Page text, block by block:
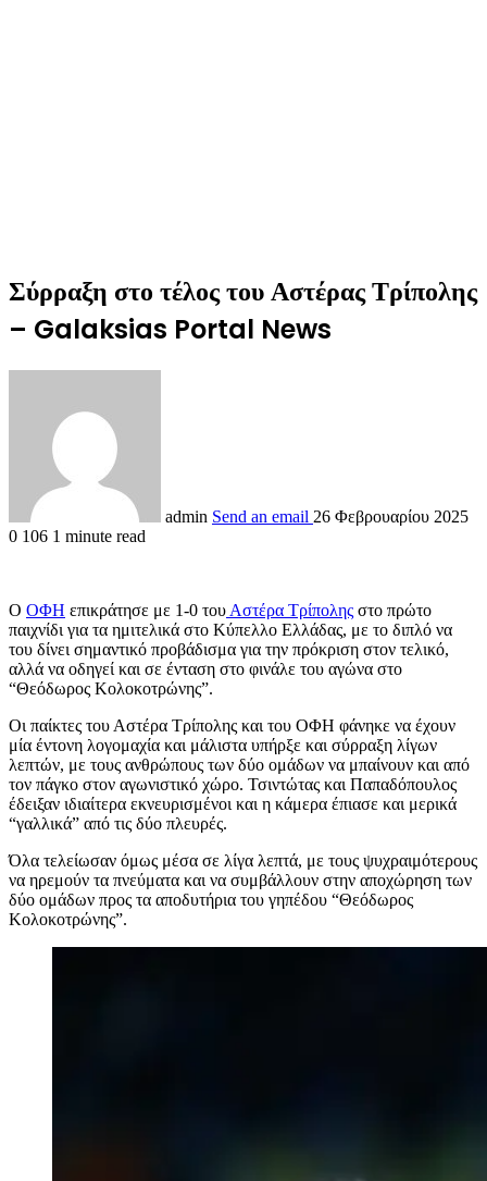
Σύρραξη στο τέλος του Αστέρας Τρίπολης
– Galaksias Portal News
admin Send an email 26 Φεβρουαρίου 2025
0 106 1 minute read
Ο ΟΦΗ επικράτησε με 1-0 του Αστέρα Τρίπολης στο πρώτο
παιχνίδι για τα ημιτελικά στο Κύπελλο Ελλάδας, με το διπλό να
του δίνει σημαντικό προβάδισμα για την πρόκριση στον τελικό,
αλλά να οδηγεί και σε ένταση στο φινάλε του αγώνα στο
“Θεόδωρος Κολοκοτρώνης”.
Οι παίκτες του Αστέρα Τρίπολης και του ΟΦΗ φάνηκε να έχουν
μία έντονη λογομαχία και μάλιστα υπήρξε και σύρραξη λίγων
λεπτών, με τους ανθρώπους των δύο ομάδων να μπαίνουν και από
τον πάγκο στον αγωνιστικό χώρο. Τσιντώτας και Παπαδόπουλος
έδειξαν ιδιαίτερα εκνευρισμένοι και η κάμερα έπιασε και μερικά
“γαλλικά” από τις δύο πλευρές.
Όλα τελείωσαν όμως μέσα σε λίγα λεπτά, με τους ψυχραιμότερους
να ηρεμούν τα πνεύματα και να συμβάλλουν στην αποχώρηση των
δύο ομάδων προς τα αποδυτήρια του γηπέδου “Θεόδωρος
Κολοκοτρώνης”.